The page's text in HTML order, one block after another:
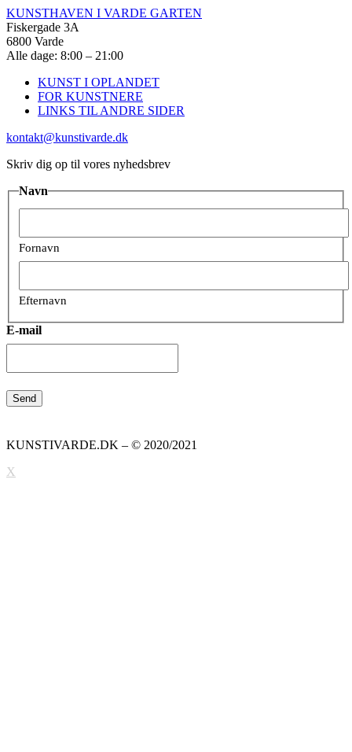
KUNSTHAVEN I VARDE GARTEN
Fiskergade 3A
6800 Varde
Alle dage: 8:00 – 21:00
KUNST I OPLANDET
FOR KUNSTNERE
LINKS TIL ANDRE SIDER
kontakt@kunstivarde.dk
Skriv dig op til vores nyhedsbrev
Navn
Fornavn
Efternavn
E-mail
KUNSTIVARDE.DK – © 2020/2021
X